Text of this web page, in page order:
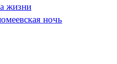
жизни
ночь